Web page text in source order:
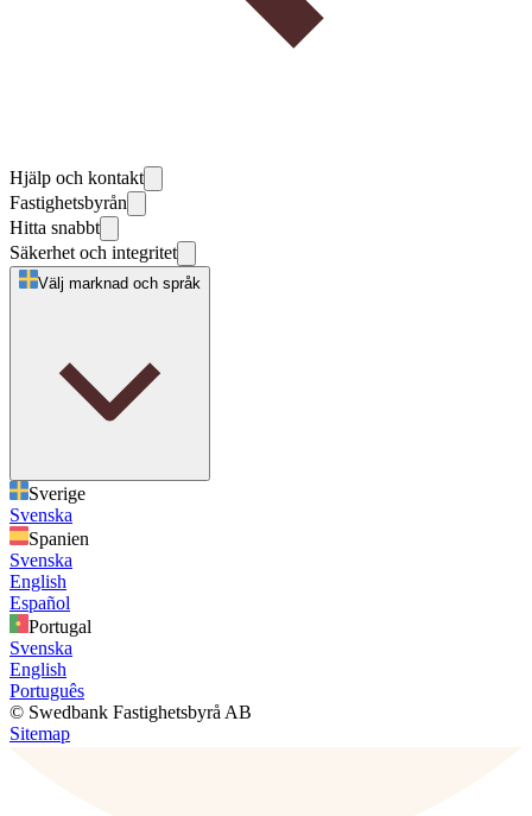
Hjälp och kontakt
Fastighetsbyrån
Hitta snabbt
Säkerhet och integritet
Välj marknad och språk
Sverige
Svenska
Spanien
Svenska
English
Español
Portugal
Svenska
English
Português
© Swedbank Fastighetsbyrå AB
Sitemap